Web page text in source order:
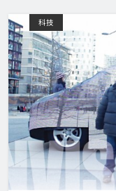
科技